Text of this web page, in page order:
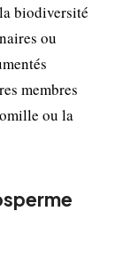
biodiversité
ou
membres
ou la